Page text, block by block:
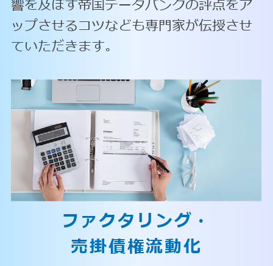
響を及ぼす帝国データバンクの評点をア
ップさせるコツなども専門家が伝授させ
ていただきます。
ファクタリング・
売掛債権流動化